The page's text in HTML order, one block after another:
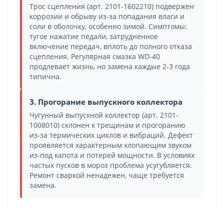
Трос сцепления (арт. 2101-1602210) подвержен
коррозии и обрыву из-за попадания влаги и
соли в оболочку, особенно зимой. Симптомы:
тугое нажатие педали, затрудненное
включение передач, вплоть до полного отказа
сцепления. Регулярная смазка WD-40
продлевает жизнь, но замена каждые 2-3 года
типична.
3. Прогорание выпускного коллектора
Чугунный выпускной коллектор (арт. 2101-
1008010) склонен к трещинам и прогоранию
из-за термических циклов и вибраций. Дефект
проявляется характерным хлопающим звуком
из-под капота и потерей мощности. В условиях
частых пусков в мороз проблема усугубляется.
Ремонт сваркой ненадежен, чаще требуется
замена.